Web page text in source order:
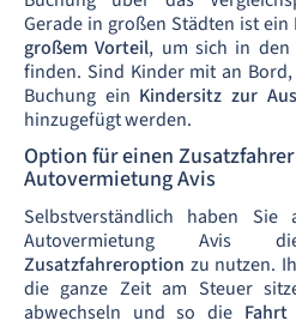
Gerade in großen Städten ist ein
großem Vorteil, um sich in den
finden. Sind Kinder mit an
Buchung ein Kindersitz zur
hinzugefügt werden.
Option für einen
Autovermietung Avis
Selbstverständlich haben
Autovermietung Avis
Zusatzfahreroption zu nutzen.
die ganze Zeit am Steuer
abwechseln und so die